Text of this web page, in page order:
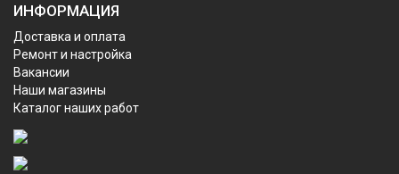
ИНФОРМАЦИЯ
Доставка и оплата
Ремонт и настройка
Вакансии
Наши магазины
Каталог наших работ